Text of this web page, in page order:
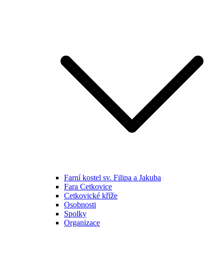
Farní kostel sv. Filipa a Jakuba
Fara Cetkovice
Cetkovické kříže
Osobnosti
Spolky
Organizace